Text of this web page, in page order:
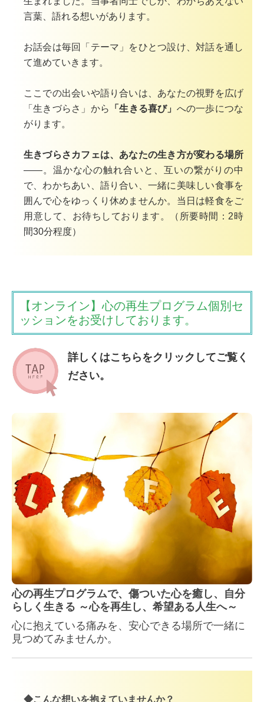
言葉、語れる想いがあります。
お話会は毎回「テーマ」をひとつ設け、対話を通し
て進めていきます。
ここでの出会いや語り合いは、あなたの視野を広げ
「生きづらさ」から
「生きる喜び」 への一歩につな
がります。
生きづらさカフェは、あなたの生き方が変わる場所
――。温かな心の触れ合いと、互いの繋がりの中
で、わかちあい、語り合い、一緒に美味しい食事を
囲んで心をゆっくり休めませんか。 当日は軽食をご
用意して、お待ちしております。
（所要時間： 2時
間30分程度）
【オンライン】心の再生プログラム個別セ
ッションをお受けしております。
詳しくはこちらをクリックしてご覧く
ださい。
心の再生プログラムで、傷ついた心を癒し、自分
らしく生きる ～心を再生し、希望ある人生へ～
心に抱えている痛みを、安心できる場所で一緒に
見つめてみませんか。
◆こんな想いを抱えていませんか？